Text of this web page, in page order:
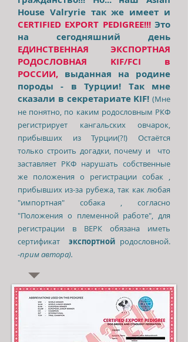
House Valryrie так же имеет и
CERTIFIED EXPORT PEDIGREE!!! Это
на сегодняшний день
ЕДИНСТВЕННАЯ ЭКСПОРТНАЯ
РОДОСЛОВНАЯ KIF/FCI в
РОССИИ, выданная на родине
породы - в Турции! Так мне
сказали в секретариате KIF! (Мне
не понятно, по каким родословным РКФ
регистрирует кангальских овчарок,
прибывших из Турции(?!) Остаётся
только строить догадки, почему и что
заставляет РКФ нарушать собственные
же положения о регистрации собак ,
прибывших из-за рубежа, так как любая
"импортная" собака , согласно
"Положения о племенной работе", для
регистрации в ВЕРК обязана иметь
сертификатэкспортной родословной.
-прим автора).